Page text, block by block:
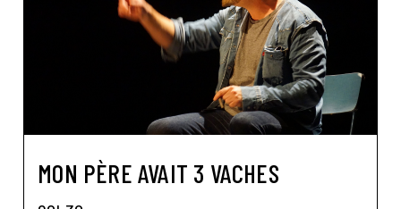
MON PÈRE AVAIT 3 VACHES